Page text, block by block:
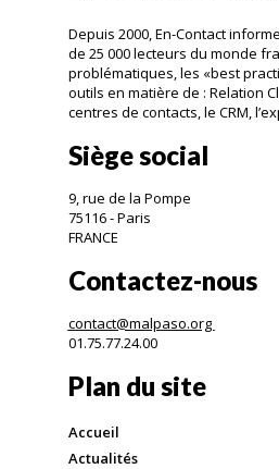
Depuis 2000, En-Contact
de 25 000 lecteurs du monde
problématiques, les «best
outils en matière de : Relation
centres de contacts, le CRM,
Siège social
9, rue de la Pompe
75116 - Paris
FRANCE
Contactez-nous
contact@malpaso.org
01.75.77.24.00
Plan du site
Accueil
Actualités